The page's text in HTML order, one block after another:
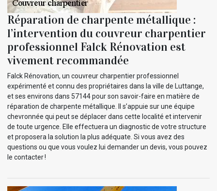
Réparation de charpente métallique :
l’intervention du couvreur charpentier
professionnel Falck Rénovation est
vivement recommandée
Falck Rénovation, un couvreur charpentier professionnel
expérimenté et connu des propriétaires dans la ville de Luttange,
et ses environs dans 57144 pour son savoir-faire en matière de
réparation de charpente métallique. Il s’appuie sur une équipe
chevronnée qui peut se déplacer dans cette localité et intervenir
de toute urgence. Elle effectuera un diagnostic de votre structure
et proposera la solution la plus adéquate. Si vous avez des
questions ou que vous voulez lui demander un devis, vous pouvez
le contacter !